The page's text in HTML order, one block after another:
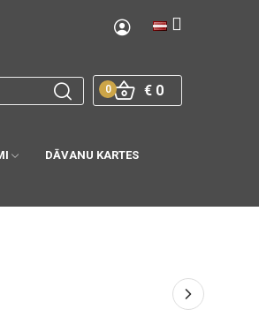
€ 0
0
DĀVANU KARTES